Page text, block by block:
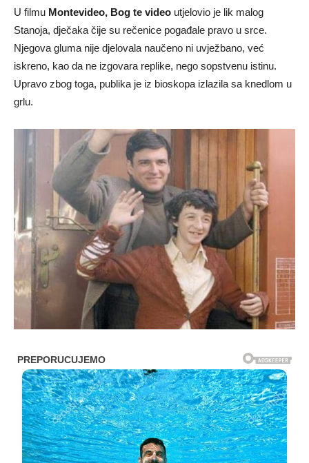
U filmu Montevideo, Bog te video utjelovio je lik malog
Stanoja, dječaka čije su rečenice pogađale pravo u srce.
Njegova gluma nije djelovala naučeno ni uvježbano, već
iskreno, kao da ne izgovara replike, nego sopstvenu istinu.
Upravo zbog toga, publika je iz bioskopa izlazila sa knedlom u
grlu.